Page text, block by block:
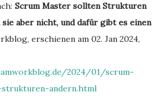
Scrum Master sollten Strukturen
sie aber nicht, und dafür gibt es einen
erschienen am 02. Jan 2024,
2024/01/scrum-
andern.html